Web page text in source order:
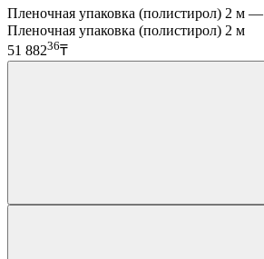
Пленочная упаковка (полистирол) 2 м —
Пленочная упаковка (полистирол) 2 м
51 88236₸